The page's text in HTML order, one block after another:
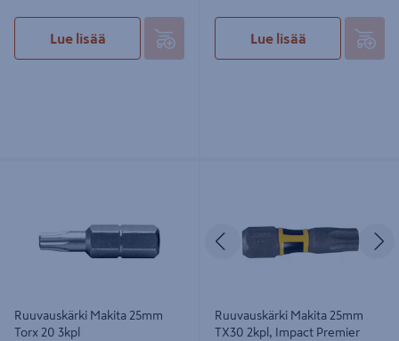
Lue lisää Lue lisää
Ruuvauskärki Makita 25mm
Torx 20 3kpl
Edellinen
Ruuvauskärki Makita 25mm
TX30 2kpl, Impact Premier